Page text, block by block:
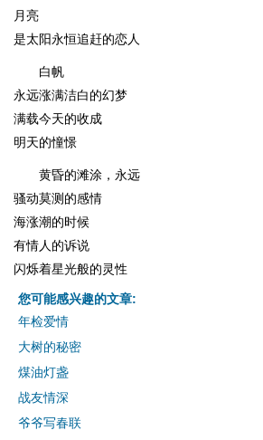
月亮
是太阳永恒追赶的恋人
白帆
永远涨满洁白的幻梦
满载今天的收成
明天的憧憬
黄昏的滩涂，永远
骚动莫测的感情
海涨潮的时候
有情人的诉说
闪烁着星光般的灵性
您可能感兴趣的文章:
年检爱情
大树的秘密
煤油灯盏
战友情深
爷爷写春联